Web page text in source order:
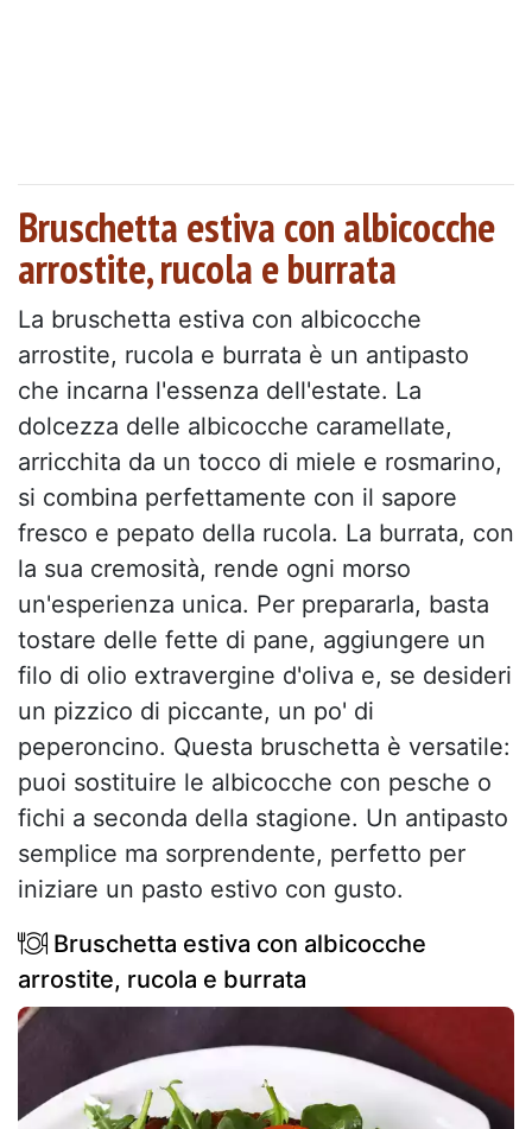
Bruschetta estiva con albicocche
arrostite, rucola e burrata
La bruschetta estiva con albicocche
arrostite, rucola e burrata è un antipasto
che incarna l'essenza dell'estate. La
dolcezza delle albicocche caramellate,
arricchita da un tocco di miele e rosmarino,
si combina perfettamente con il sapore
fresco e pepato della rucola. La burrata, con
la sua cremosità, rende ogni morso
un'esperienza unica. Per prepararla, basta
tostare delle fette di pane, aggiungere un
filo di olio extravergine d'oliva e, se desideri
un pizzico di piccante, un po' di
peperoncino. Questa bruschetta è versatile:
puoi sostituire le albicocche con pesche o
fichi a seconda della stagione. Un antipasto
semplice ma sorprendente, perfetto per
iniziare un pasto estivo con gusto.
Bruschetta estiva con albicocche
arrostite, rucola e burrata